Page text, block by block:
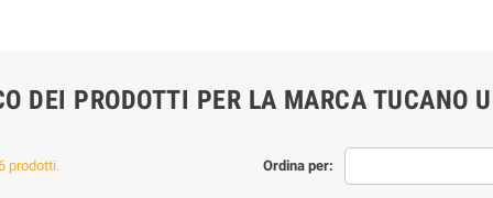
DEI PRODOTTI PER LA MARCA TUCANO
Ordina per:
prodotti.